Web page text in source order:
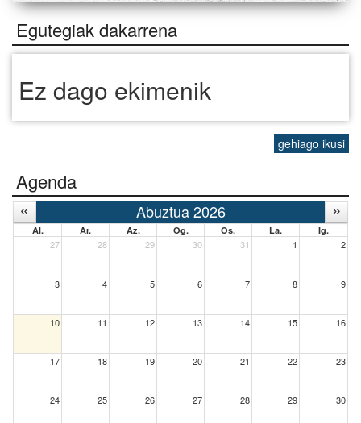
Egutegiak dakarrena
Ez dago ekimenik
gehiago ikusi
Agenda
Abuztua 2026
Al. Ar. Az. Og. Os. La. Ig.
27 28 29 30 31 1 2
3 4 5 6 7 8 9
10 11 12 13 14 15 16
17 18 19 20 21 22 23
24 25 26 27 28 29 30